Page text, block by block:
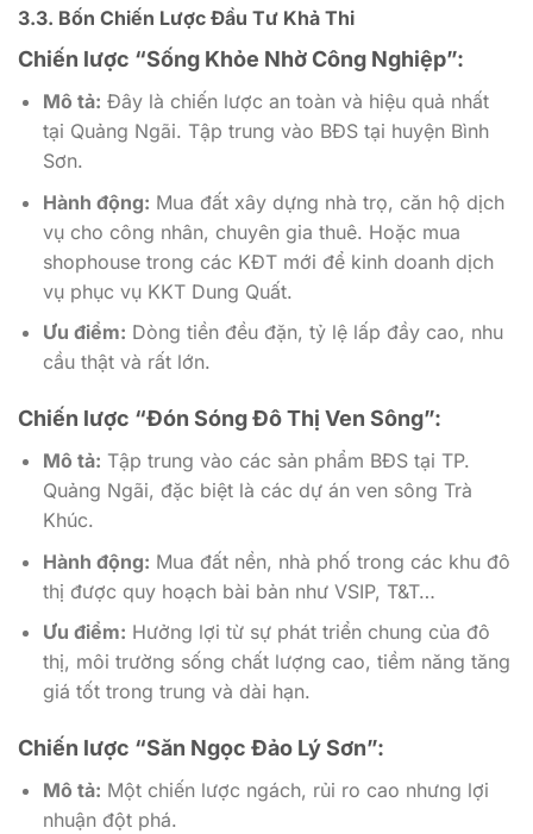
3.3. Bốn Chiến Lược Đầu Tư Khả Thi
Chiến lược “Sống Khỏe Nhờ Công Nghiệp”:
Mô tả: Đây là chiến lược an toàn và hiệu quả nhất
tại Quảng Ngãi. Tập trung vào BĐS tại huyện Bình
Sơn.
Hành động: Mua đất xây dựng nhà trọ, căn hộ dịch
vụ cho công nhân, chuyên gia thuê. Hoặc mua
shophouse trong các KĐT mới để kinh doanh dịch
vụ phục vụ KKT Dung Quất.
Ưu điểm: Dòng tiền đều đặn, tỷ lệ lấp đầy cao, nhu
cầu thật và rất lớn.
Chiến lược “Đón Sóng Đô Thị Ven Sông”:
Mô tả: Tập trung vào các sản phẩm BĐS tại TP.
Quảng Ngãi, đặc biệt là các dự án ven sông Trà
Khúc.
Hành động: Mua đất nền, nhà phố trong các khu đô
thị được quy hoạch bài bản như VSIP, T&T…
Ưu điểm: Hưởng lợi từ sự phát triển chung của đô
thị, môi trường sống chất lượng cao, tiềm năng tăng
giá tốt trong trung và dài hạn.
Chiến lược “Săn Ngọc Đảo Lý Sơn”:
Mô tả: Một chiến lược ngách, rủi ro cao nhưng lợi
nhuận đột phá.